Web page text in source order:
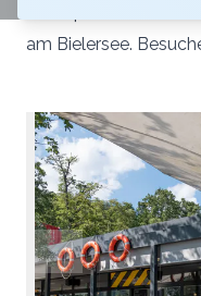
am Bielersee.